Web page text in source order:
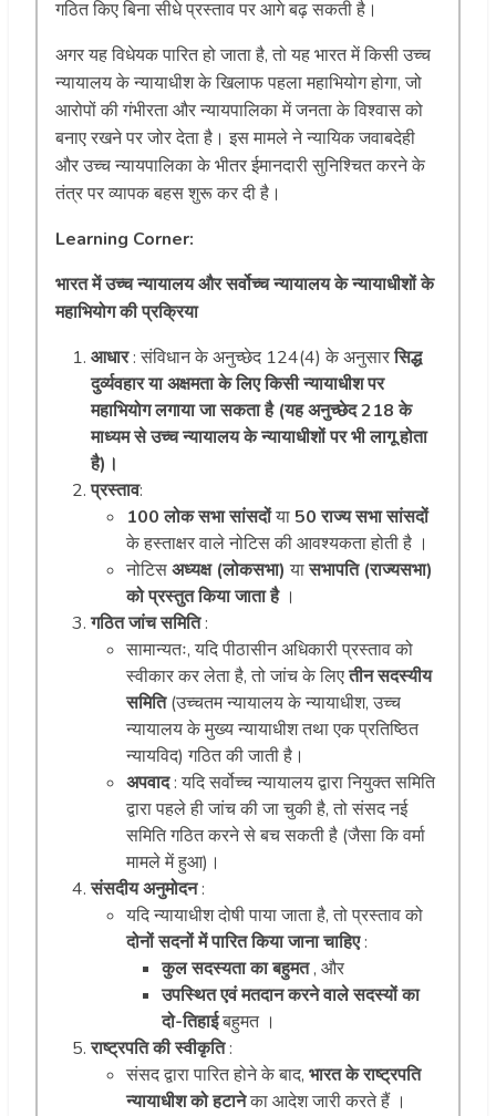
गठित किए बिना सीधे प्रस्ताव पर आगे बढ़ सकती है।
अगर यह विधेयक पारित हो जाता है, तो यह भारत में किसी उच्च
न्यायालय के न्यायाधीश के खिलाफ पहला महाभियोग होगा, जो
आरोपों की गंभीरता और न्यायपालिका में जनता के विश्वास को
बनाए रखने पर जोर देता है। इस मामले ने न्यायिक जवाबदेही
और उच्च न्यायपालिका के भीतर ईमानदारी सुनिश्चित करने के
तंत्र पर व्यापक बहस शुरू कर दी है।
Learning Corner:
भारत में उच्च न्यायालय और सर्वोच्च न्यायालय के न्यायाधीशों के
महाभियोग की प्रक्रिया
आधार: संविधान के अनुच्छेद 124(4) के अनुसारसिद्ध
दुर्व्यवहार या अक्षमता के लिए किसी न्यायाधीश पर
महाभियोग लगाया जा सकता है (यह अनुच्छेद 218 के
माध्यम से उच्च न्यायालय के न्यायाधीशों पर भी लागू होता
है)।
प्रस्ताव:
100 लोक सभा सांसदोंया 50 राज्य सभा सांसदों
के हस्ताक्षर वाले नोटिस की आवश्यकता होती है ।
नोटिसअध्यक्ष (लोकसभा)यासभापति (राज्यसभा)
को प्रस्तुत किया जाता है ।
गठित जांच समिति:
सामान्यतः, यदि पीठासीन अधिकारी प्रस्ताव को
स्वीकार कर लेता है, तो जांच के लिएतीन सदस्यीय
समिति(उच्चतम न्यायालय के न्यायाधीश, उच्च
न्यायालय के मुख्य न्यायाधीश तथा एक प्रतिष्ठित
न्यायविद) गठित की जाती है।
अपवाद: यदि सर्वोच्च न्यायालय द्वारा नियुक्त समिति
द्वारा पहले ही जांच की जा चुकी है, तो संसद नई
समिति गठित करने से बच सकती है (जैसा कि वर्मा
मामले में हुआ)।
संसदीय अनुमोदन:
यदि न्यायाधीश दोषी पाया जाता है, तो प्रस्ताव को
दोनों सदनों में पारित किया जाना चाहिए:
कुल सदस्यता का बहुमत, और
उपस्थित एवं मतदान करने वाले सदस्यों का
दो-तिहाईबहुमत ।
राष्ट्रपति की स्वीकृति:
संसद द्वारा पारित होने के बाद, भारत के राष्ट्रपति
न्यायाधीश को हटानेका आदेश जारी करते हैं ।